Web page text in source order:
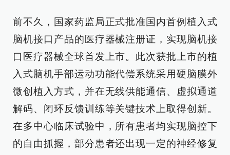
前不久，国家药监局正式批准国内首例植入式
脑机接口产品的医疗器械注册证，实现脑机接
口医疗器械全球首发上市。此次获批上市的植
入式脑机手部运动功能代偿系统采用硬脑膜外
微创植入方式，并在无线供能通信、虚拟通道
解码、闭环反馈训练等关键技术上取得创新。
在多中心临床试验中，所有患者均实现脑控下
的自由抓握，部分患者还出现一定的神经修复